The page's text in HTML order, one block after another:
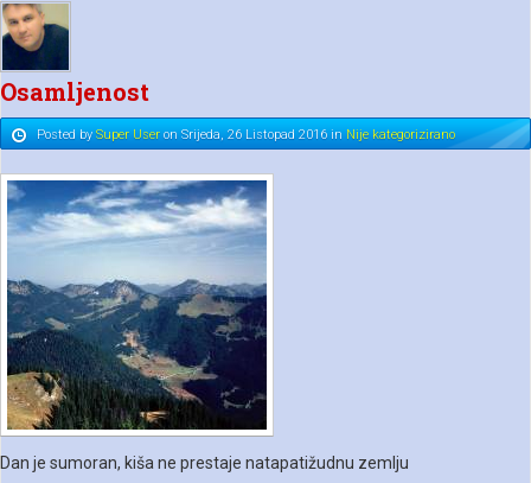
Osamljenost
Posted bySuper User onSrijeda, 26 Listopad 2016 in Nije kategorizirano
Dan je sumoran, kiša ne prestaje natapatižudnu zemlju